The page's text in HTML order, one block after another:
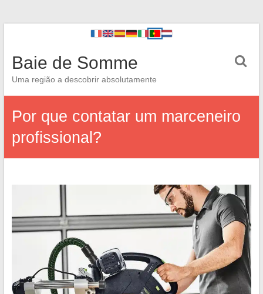
Baie de Somme
Uma região a descobrir absolutamente
Por que contatar um marceneiro
profissional?